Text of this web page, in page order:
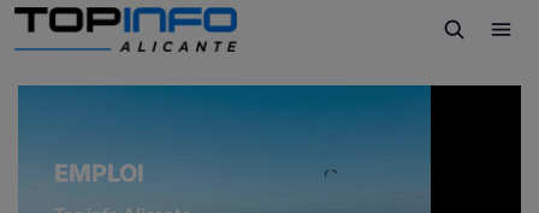
EMPLOI